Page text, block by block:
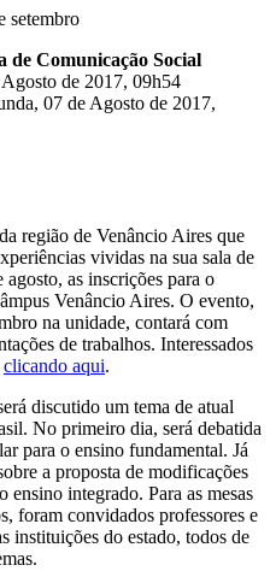
setembro
de Comunicação Social
de 2017, 09h54
07 de Agosto de 2017,
região de Venâncio Aires que
vividas na sua sala de
agosto, as inscrições para o
Venâncio Aires. O evento,
na unidade, contará com
de trabalhos. Interessados
clicando aqui.
discutido um tema de atual
No primeiro dia, será debatida
para o ensino fundamental. Já
a proposta de modificações
ensino integrado. Para as mesas
foram convidados professores e
instituições do estado, todos de